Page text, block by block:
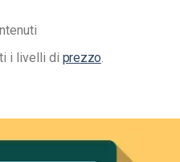
i livelli di prezzo.